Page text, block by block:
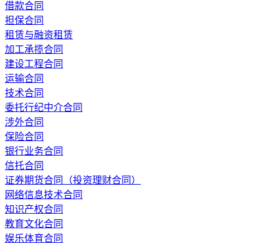
借款合同
担保合同
租赁与融资租赁
加工承揽合同
建设工程合同
运输合同
技术合同
委托行纪中介合同
涉外合同
保险合同
银行业务合同
信托合同
证券期货合同（投资理财合同）
网络信息技术合同
知识产权合同
教育文化合同
娱乐体育合同